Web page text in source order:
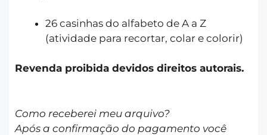
26 casinhas do alfabeto de A a Z
(atividade para recortar, colar e colorir)
Revenda proibida devidos direitos autorais.
Como receberei meu arquivo?
Após a confirmação do pagamento você